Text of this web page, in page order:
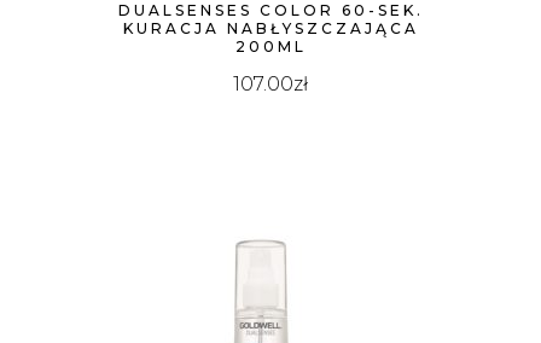
DUALSENSES COLOR 60-SEK.
KURACJA NABŁYSZCZAJĄCA
200ML
107.00zł